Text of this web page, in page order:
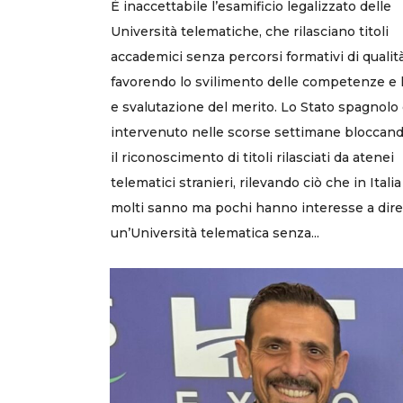
È inaccettabile l’esamificio legalizzato delle
Università telematiche, che rilasciano titoli
accademici senza percorsi formativi di
favorendo lo svilimento delle competenze e
e svalutazione del merito. Lo Stato spagnolo
intervenuto nelle scorse settimane
il riconoscimento di titoli rilasciati da atenei
telematici stranieri, rilevando ciò che in Italia
molti sanno ma pochi hanno interesse a
un’Università telematica senza...